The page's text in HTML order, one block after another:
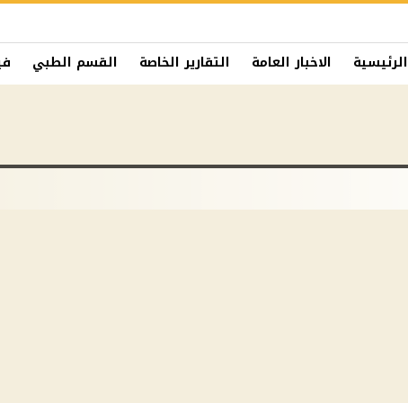
الرئيسية الاخبار العامة التقارير الخاصة القسم الطبي